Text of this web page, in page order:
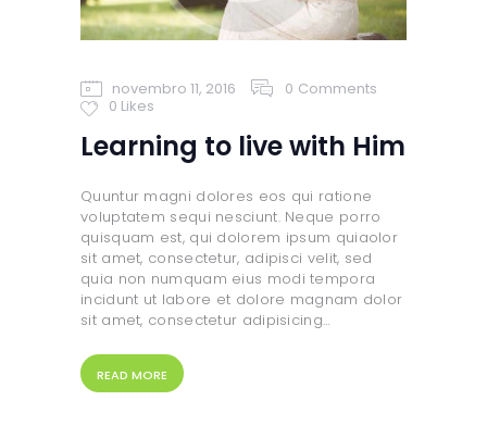
novembro 11, 2016 0 Comments
0 Likes
Learning to live with Him
Quuntur magni dolores eos qui ratione
voluptatem sequi nesciunt. Neque porro
quisquam est, qui dolorem ipsum quiaolor
sit amet, consectetur, adipisci velit, sed
quia non numquam eius modi tempora
incidunt ut labore et dolore magnam dolor
sit amet, consectetur adipisicing…
READ MORE